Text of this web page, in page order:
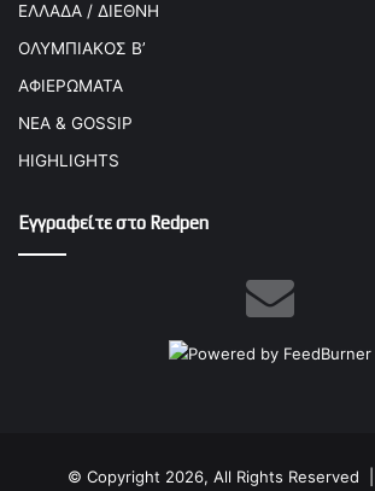
ΕΛΛΑΔΑ / ΔΙΕΘΝΗ
ΟΛΥΜΠΙΑΚΟΣ Β’
ΑΦΙΕΡΩΜΑΤΑ
ΝΕΑ & GOSSIP
HIGHLIGHTS
Εγγραφείτε στο Redpen
© Copyright 2026, All Rights Reserved |